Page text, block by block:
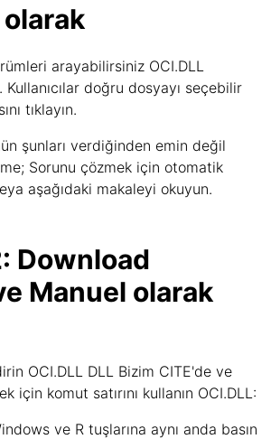
arayabilirsiniz OCI.DLL
Kullanıcılar doğru dosyayı seçebilir
tıklayın.
şunları verdiğinden emin değil
Sorunu çözmek için otomatik
aşağıdaki makaleyi okuyun.
Download
Manuel olarak
OCI.DLL DLL Bizim CITE'de ve
için komut satırını kullanın OCI.DLL:
ve R tuşlarına aynı anda basın